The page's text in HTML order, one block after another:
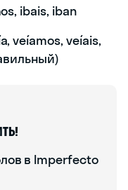
ibais, iban
veíamos, veíais,
в Imperfecto